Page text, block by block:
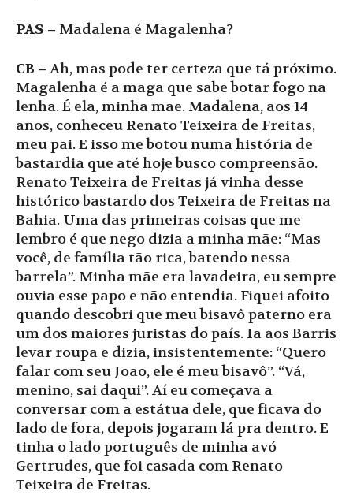
PAS – Madalena é Magalenha?
CB – Ah, mas pode ter certeza que tá próximo.
Magalenha é a maga que sabe botar fogo na
lenha. É ela, minha mãe. Madalena, aos 14
anos, conheceu Renato Teixeira de Freitas,
meu pai. E isso me botou numa história de
bastardia que até hoje busco compreensão.
Renato Teixeira de Freitas já vinha desse
histórico bastardo dos Teixeira de Freitas na
Bahia. Uma das primeiras coisas que me
lembro é que nego dizia a minha mãe: “Mas
você, de família tão rica, batendo nessa
barrela”. Minha mãe era lavadeira, eu sempre
ouvia esse papo e não entendia. Fiquei afoito
quando descobri que meu bisavô paterno era
um dos maiores juristas do país. Ia aos Barris
levar roupa e dizia, insistentemente: “Quero
falar com seu João, ele é meu bisavô”. “Vá,
menino, sai daqui”. Aí eu começava a
conversar com a estátua dele, que ficava do
lado de fora, depois jogaram lá pra dentro. E
tinha o lado português de minha avó
Gertrudes, que foi casada com Renato
Teixeira de Freitas.